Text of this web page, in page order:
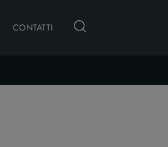
CONTATTI